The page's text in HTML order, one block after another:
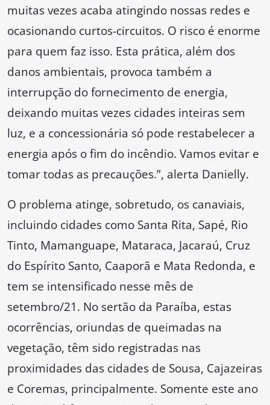
muitas vezes acaba atingindo nossas redes e
ocasionando curtos-circuitos. O risco é enorme
para quem faz isso. Esta prática, além dos
danos ambientais, provoca também a
interrupção do fornecimento de energia,
deixando muitas vezes cidades inteiras sem
luz, e a concessionária só pode restabelecer a
energia após o fim do incêndio. Vamos evitar e
tomar todas as precauções.”, alerta Danielly.
O problema atinge, sobretudo, os canaviais,
incluindo cidades como Santa Rita, Sapé, Rio
Tinto, Mamanguape, Mataraca, Jacaraú, Cruz
do Espírito Santo, Caaporã e Mata Redonda, e
tem se intensificado nesse mês de
setembro/21. No sertão da Paraíba, estas
ocorrências, oriundas de queimadas na
vegetação, têm sido registradas nas
proximidades das cidades de Sousa, Cajazeiras
e Coremas, principalmente. Somente este ano